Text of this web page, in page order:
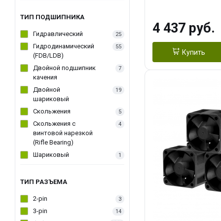
ТИП ПОДШИПНИКА
Гидравлический 25
Гидродинамический
(FDB/LDB)
55
Двойной подшипник
качения
7
Двойной
шариковый
19
Скольжения 5
Скольжения c
винтовой нарезкой
(Rifle Bearing)
4
Шариковый 1
ТИП РАЗЪЕМА
2-pin 3
3-pin 14
D：AM4、
4 437 руб.
Купить